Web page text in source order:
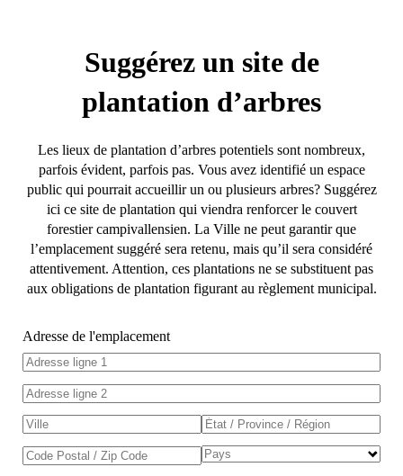
Suggérez un site de
plantation d’arbres
Les lieux de plantation d’arbres potentiels sont nombreux,
parfois évident, parfois pas. Vous avez identifié un espace
public qui pourrait accueillir un ou plusieurs arbres? Suggérez
ici ce site de plantation qui viendra renforcer le couvert
forestier campivallensien. La Ville ne peut garantir que
l’emplacement suggéré sera retenu, mais qu’il sera considéré
attentivement. Attention, ces plantations ne se substituent pas
aux obligations de plantation figurant au règlement municipal.
Adresse de l'emplacement